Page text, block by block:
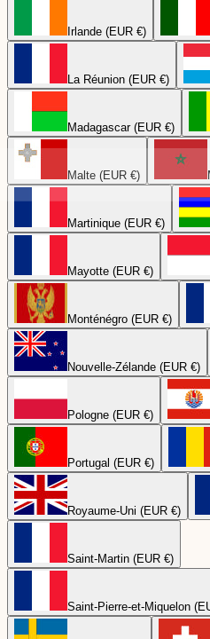
Irlande (EUR €)
La Réunion (EUR €)
Madagascar (EUR €)
Malte (EUR €)
Martinique (EUR €)
Mayotte (EUR €)
Monténégro (EUR €)
Nouvelle-Zélande (EUR €)
Pologne (EUR €)
Portugal (EUR €)
Royaume-Uni (EUR €)
Saint-Martin (EUR €)
Saint-Pierre-et-Miquelon